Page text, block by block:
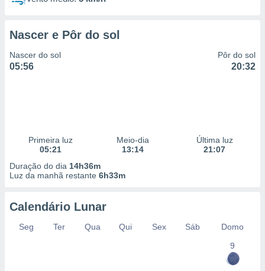
Nascer e Pôr do sol
Nascer do sol
05:56
Pôr do sol
20:32
Primeira luz
05:21
Meio-dia
13:14
Última luz
21:07
Duração do dia 14h36m
Luz da manhã restante 6h33m
Calendário Lunar
Seg Ter Qua Qui Sex Sáb
Domo
9